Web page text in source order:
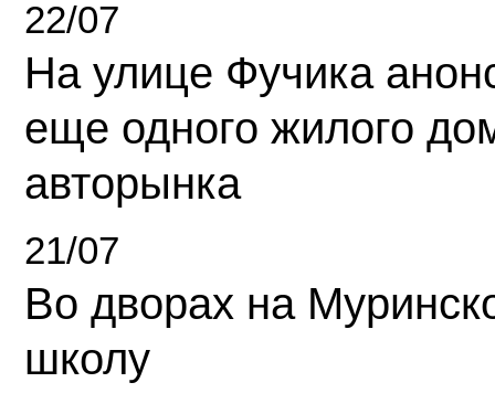
22/07
На улице Фучика
еще одного жилого
авторынка
21/07
Во дворах на
школу